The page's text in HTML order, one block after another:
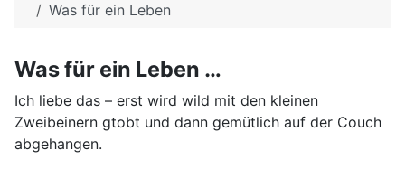
Was für ein Leben
Was für ein Leben …
Ich liebe das – erst wird wild mit den kleinen
Zweibeinern gtobt und dann gemütlich auf der Couch
abgehangen.